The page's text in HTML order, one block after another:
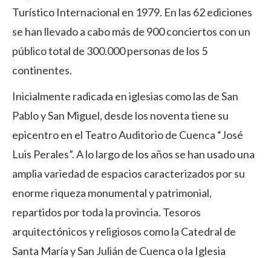
Turístico Internacional en 1979. En las 62 ediciones
se han llevado a cabo más de 900 conciertos con un
público total de 300.000 personas de los 5
continentes.
Inicialmente radicada en iglesias como las de San
Pablo y San Miguel, desde los noventa tiene su
epicentro en el Teatro Auditorio de Cuenca “José
Luis Perales”. A lo largo de los años se han usado una
amplia variedad de espacios caracterizados por su
enorme riqueza monumental y patrimonial,
repartidos por toda la provincia. Tesoros
arquitectónicos y religiosos como la Catedral de
Santa María y San Julián de Cuenca o la Iglesia